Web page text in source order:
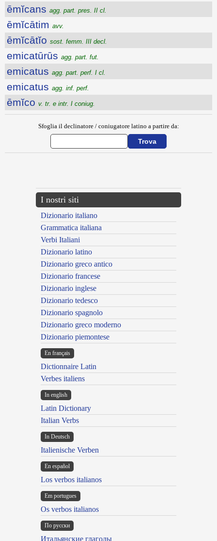
ēmĭcans agg. part. pres. II cl.
ēmĭcātim avv.
ēmĭcātĭo sost. femm. III decl.
emicatūrūs agg. part. fut.
emicatus agg. part. perf. I cl.
emicatus agg. inf. perf.
ēmĭco v. tr. e intr. I coniug.
Sfoglia il declinatore / coniugatore latino a partire da:
I nostri siti
Dizionario italiano
Grammatica italiana
Verbi Italiani
Dizionario latino
Dizionario greco antico
Dizionario francese
Dizionario inglese
Dizionario tedesco
Dizionario spagnolo
Dizionario greco moderno
Dizionario piemontese
En français
Dictionnaire Latin
Verbes italiens
In english
Latin Dictionary
Italian Verbs
In Deutsch
Italienische Verben
En español
Los verbos italianos
Em portugues
Os verbos italianos
По русски
Итальянские глаголы